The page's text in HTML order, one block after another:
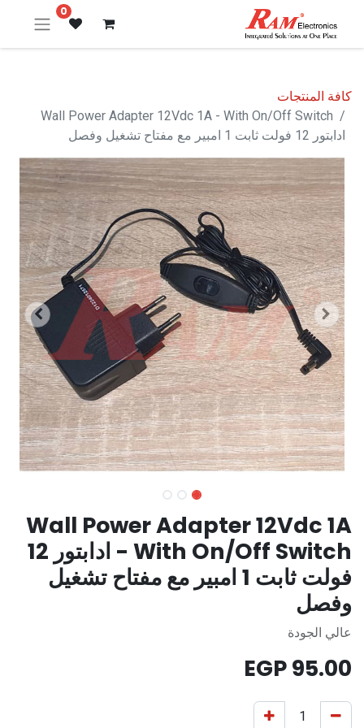
0
كافة المنتجات
Wall Power Adapter 12Vdc 1A - With On/Off Switch
ادابتور 12 فولت ثابت 1 امبير مع مفتاح تشغيل وفصل
Wall Power Adapter 12Vdc 1A
- With On/Off Switch ادابتور 12
فولت ثابت 1 امبير مع مفتاح تشغيل
وفصل
عالي الجودة
95.00